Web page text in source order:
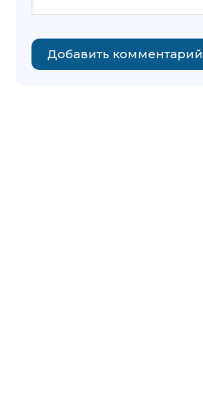
Добавить комментарий